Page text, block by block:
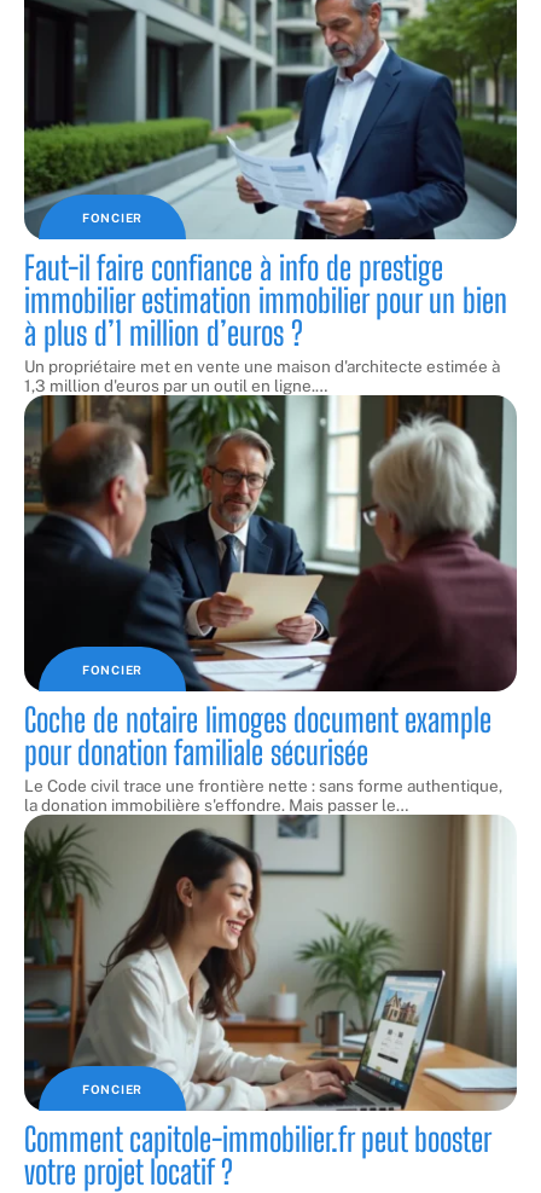
FONCIER
Faut-il faire confiance à info de prestige
immobilier estimation immobilier pour un bien
à plus d’1 million d’euros ?
Un propriétaire met en vente une maison d'architecte estimée à
1,3 million d'euros par un outil en ligne.…
FONCIER
Coche de notaire limoges document example
pour donation familiale sécurisée
Le Code civil trace une frontière nette : sans forme authentique,
la donation immobilière s'effondre. Mais passer le…
FONCIER
Comment capitole-immobilier.fr peut booster
votre projet locatif ?